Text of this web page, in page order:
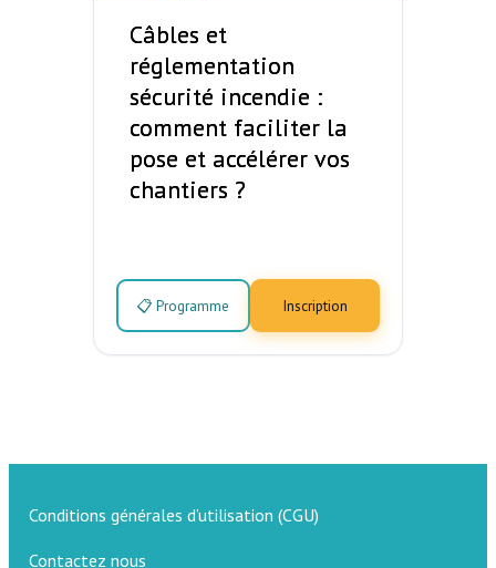
Câbles et
réglementation
sécurité incendie :
comment faciliter la
pose et accélérer vos
chantiers ?
📋 Programme Inscription
Conditions générales d’utilisation (CGU)
Contactez nous